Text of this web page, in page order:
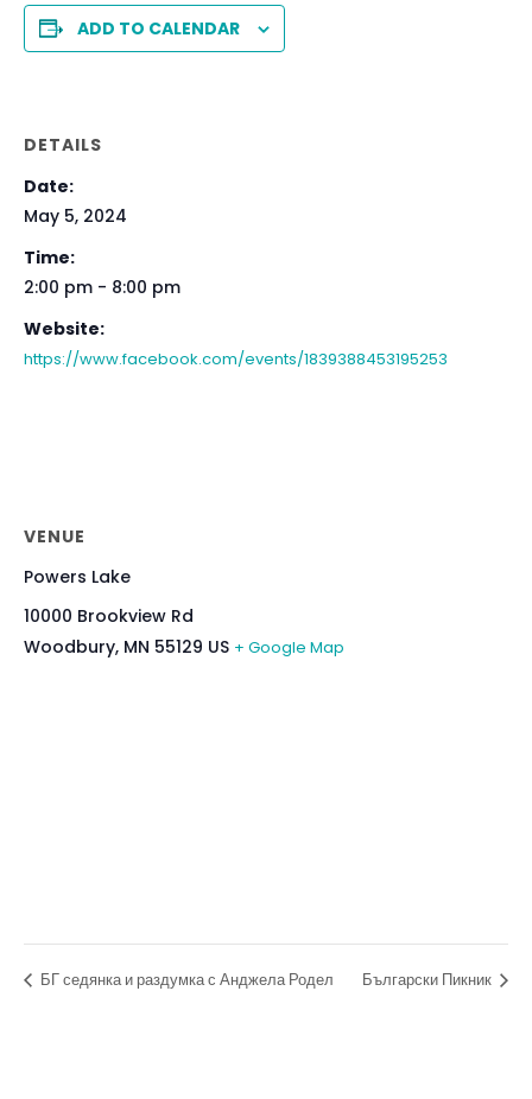
ADD TO CALENDAR
DETAILS
Date:
May 5, 2024
Time:
2:00 pm - 8:00 pm
Website:
https://www.facebook.com/events/1839388453195253
VENUE
Powers Lake
10000 Brookview Rd
Woodbury, MN 55129 US + Google Map
БГ седянка и раздумка с Анджела Родел Български Пикник